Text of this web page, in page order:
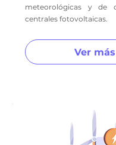
meteorológicas y de
centrales fotovoltaicas.
Ver más